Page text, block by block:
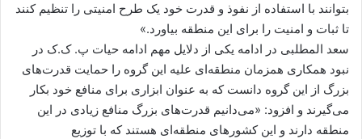
بتوانند با استفاده از نفوذ و قدرت خود یک طرح امنیتی را تنظیم کنند
تا ثبات و امنیت را برای این منطقه بیاورد.»
سعد المطلبی در ادامه یکی از دلایل مهم ادامه حیات پ. ک.ک در
نبود همکاری همزمان منطقه‌ای علیه این گروه را حمایت قدرت‌های
بزرگ از این گروه دانست که به عنوان ابزاری برای منافع خود بکار
می‌گیرند و افزود: «می‌دانیم قدرت‌های بزرگ منافع زیادی در این
منطقه دارند و این کشورهای منطقه‌ای هستند که با توزیع